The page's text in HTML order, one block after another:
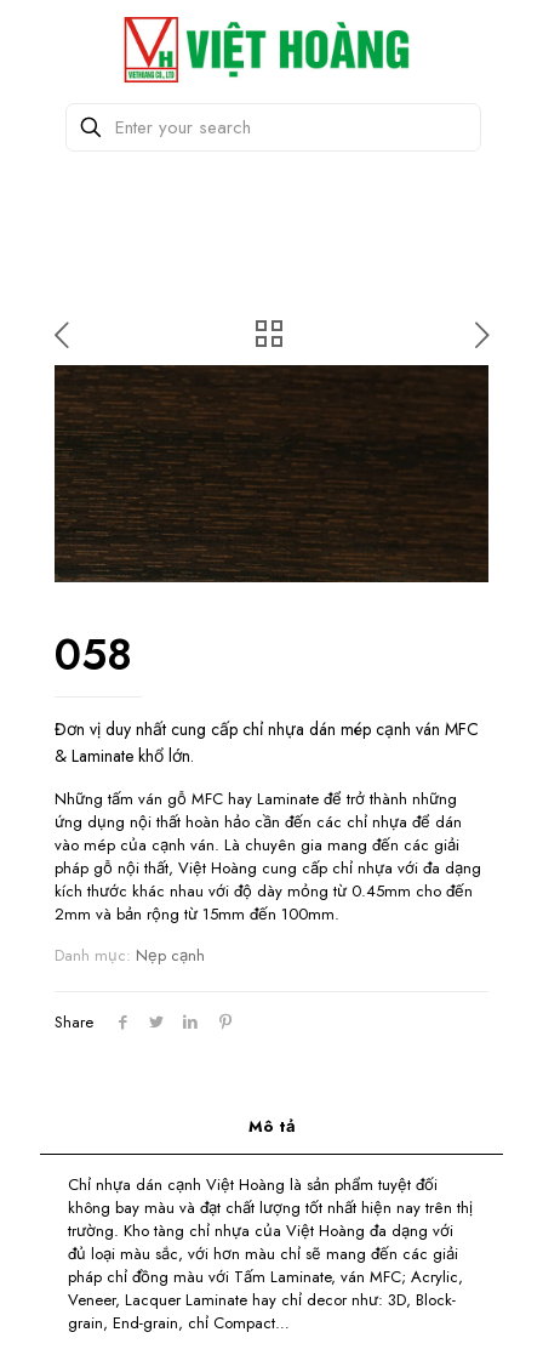
058
Đơn vị duy nhất cung cấp chỉ nhựa dán mép cạnh ván MFC
& Laminate khổ lớn.
Những tấm ván gỗ MFC hay Laminate để trở thành những
ứng dụng nội thất hoàn hảo cần đến các chỉ nhựa để dán
vào mép của cạnh ván. Là chuyên gia mang đến các giải
pháp gỗ nội thất, Việt Hoàng cung cấp chỉ nhựa với đa dạng
kích thước khác nhau với độ dày mỏng từ 0.45mm cho đến
2mm và bản rộng từ 15mm đến 100mm.
Danh mục: Nẹp cạnh
Share
Mô tả
Chỉ nhựa dán cạnh Việt Hoàng là sản phẩm tuyệt đối
không bay màu và đạt chất lượng tốt nhất hiện nay trên thị
trường. Kho tàng chỉ nhựa của Việt Hoàng đa dạng với
đủ loại màu sắc, với hơn màu chỉ sẽ mang đến các giải
pháp chỉ đồng màu với Tấm Laminate, ván MFC; Acrylic,
Veneer, Lacquer Laminate hay chỉ decor như: 3D, Block-
grain, End-grain, chỉ Compact…